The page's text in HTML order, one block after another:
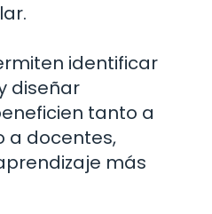
identificar
diseñar
tanto a
a docentes,
más